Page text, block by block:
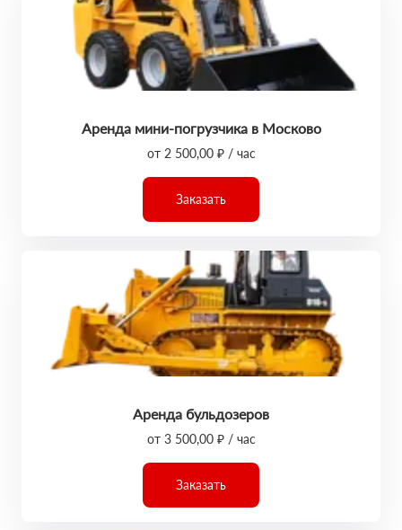
Аренда мини-погрузчика в Москово
от 2 500,00 ₽ / час
Заказать
Аренда бульдозеров
от 3 500,00 ₽ / час
Заказать